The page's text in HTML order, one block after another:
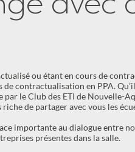
ou étant en cours de
contractualisation en PPA.
le Club des ETI de Nouvelle-
de partager avec vous les
importante au dialogue entre
présentes dans la salle.